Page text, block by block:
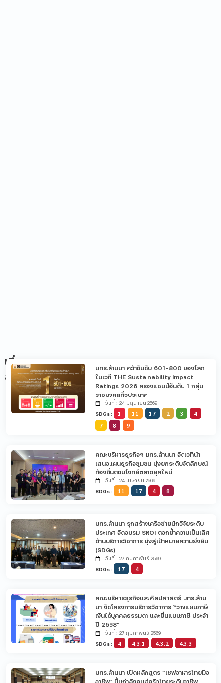
เรื่อง
ล่าสุด
มทร.ล้านนา คว้าอันดับ 601-800 ของโลก
ในเวที THE Sustainability Impact
Ratings 2026 ครองแชมป์อันดับ 1 กลุ่ม
ราชมงคลทั่วประเทศ
วันที่ : 24 มิถุนายน 2569
SDGs :
1 11 17 2 3
4
7
8 9
คณะบริหารธุรกิจฯ มทร.ล้านนา จัดเวทีนำ
เสนอแผนธุรกิจชุมชน มุ่งยกระดับอัตลักษณ์
ท้องถิ่นตอบโจทย์ตลาดยุคใหม่
วันที่ : 24 เมษายน 2569
SDGs :
11 17 4 8
มทร.ล้านนา รุกสร้างเครือข่ายนักวิจัยระดับ
ประเทศ จัดอบรม SROI ตอกย้ำความเป็นเลิศ
ด้านบริการวิชาการ มุ่งสู่เป้าหมายความยั่งยืน
(SDGs)
วันที่ : 27 กุมภาพันธ์ 2569
SDGs :
17 4
คณะบริหารธุรกิจและศิลปศาสตร์ มทร.ล้าน
นา จัดโครงการบริการวิชาการ “วางแผนภาษี
เงินได้บุคคลธรรมดา และยื่นแบบภาษี ประจำ
ปี 2568”
วันที่ : 27 กุมภาพันธ์ 2569
SDGs :
4 4.3.1 4.3.2 4.3.3
มทร.ล้านนา เปิดหลักสูตร “เชฟอาหารไทยมือ